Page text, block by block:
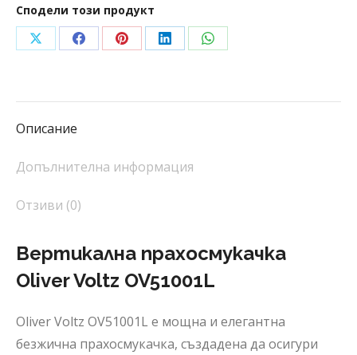
Сподели този продукт
Share
X
Share
Facebook
Share
Pinterest
Share
LinkedIn
Share
WhatsApp
Описание
Допълнителна информация
Отзиви (0)
Вертикална прахосмукачка
Oliver Voltz OV51001L
Oliver Voltz OV51001L е мощна и елегантна
безжична прахосмукачка, създадена да осигури